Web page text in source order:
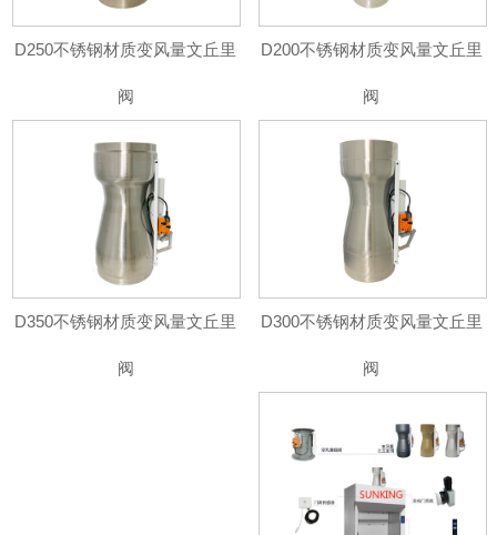
D200不锈钢材质变风量文丘里
阀
D250不锈钢材质变风量文丘里
阀
D300不锈钢材质变风量文丘里
阀
D350不锈钢材质变风量文丘里
阀